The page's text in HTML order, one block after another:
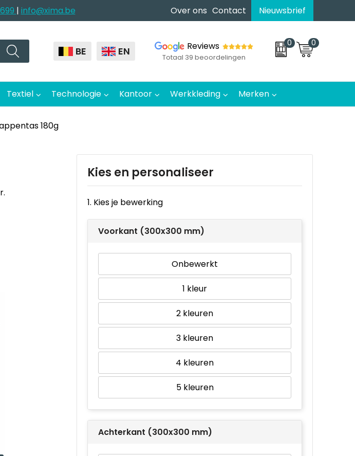
| info@xima.be Over ons Contact Nieuwsbrief
BE EN Reviews
Totaal 39 beoordelingen
0 0
Textiel Technologie Kantoor Werkkleding Merken
180g
Kies en personaliseer
1. Kies je bewerking
Voorkant (300x300 mm)
Onbewerkt
1
2
3
4
5
Achterkant (300x300 mm)